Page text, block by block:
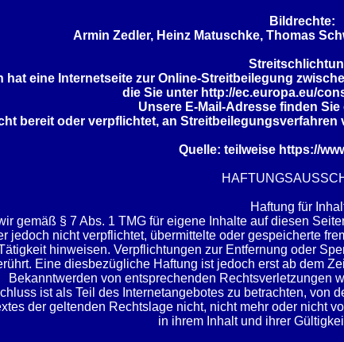
Bildrechte:
Armin Zedler, Heinz Matuschke, Thomas
hat eine Internetseite zur Online-Streitbeilegung
die Sie unter http://ec.europa.eu/
Unsere E-Mail-Adresse finden
bereit oder verpflichtet, an
Quelle: teilweise https://
Haftung für
gemäß § 7 Abs. 1 TMG für eigene Inhalte auf diesen
jedoch nicht verpflichtet, übermittelte oder gespeicherte
hinweisen. Verpflichtungen zur Entfernung oder
Eine diesbezügliche Haftung ist jedoch erst ab dem
Bekanntwerden von entsprechenden Rechtsverletzungen
ist als Teil des Internetangebotes zu betrachten, von
der geltenden Rechtslage nicht, nicht mehr oder nicht
in ihrem Inhalt und ihrer